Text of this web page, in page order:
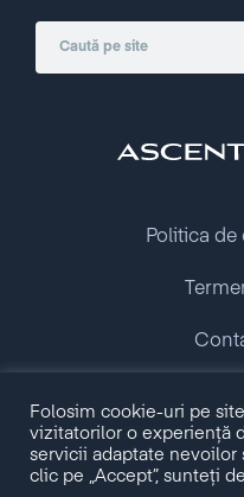
Copyright ©
All
Politica
Folosim cookie-uri pe
vizitatorilor o experiență
servicii adaptate nevoilor
clic pe „Accept”, sunteți